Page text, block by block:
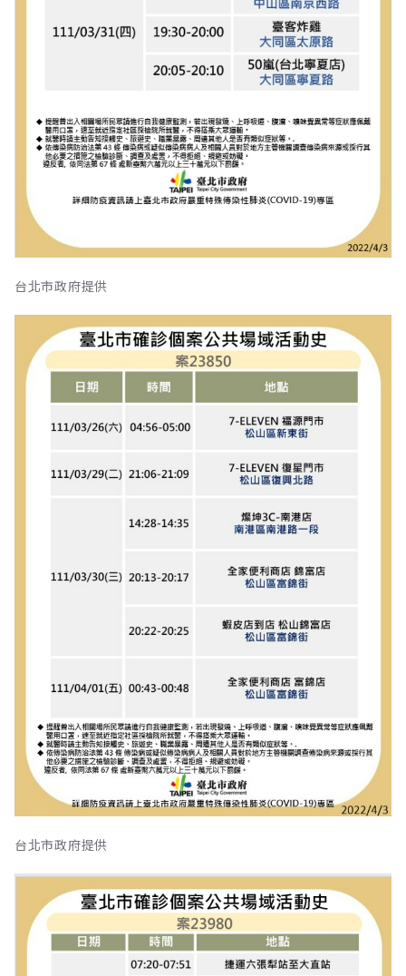
台北市政府提供
台北市政府提供